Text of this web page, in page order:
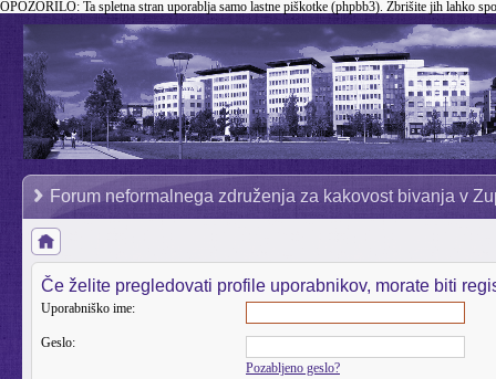
OPOZORILO: Ta spletna stran uporablja samo lastne piškotke (phpbb3). Zbrišite jih lahko
Forum neformalnega združenja za kakovost bivanja v
Če želite pregledovati profile uporabnikov, morate biti
Uporabniško ime:
Geslo:
Pozabljeno geslo?